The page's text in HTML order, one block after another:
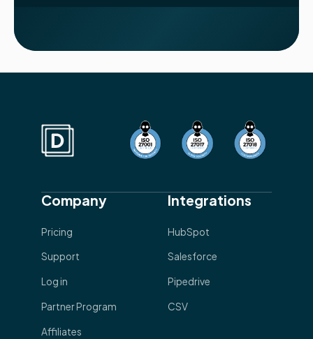
Company
Pricing
Support
Log in
Partner Program
Affiliates
Integrations
HubSpot
Salesforce
Pipedrive
CSV